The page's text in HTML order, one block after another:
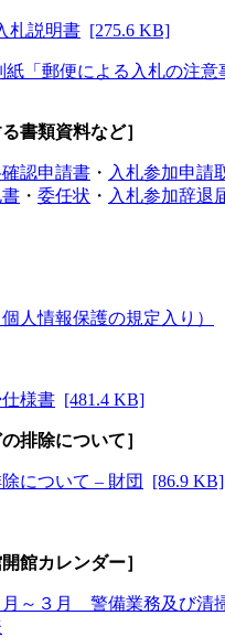
札説明書 [275.6 KB]
紙「郵便による入札の注意
書類資料など］
認申請書 ・ 入札参加申請
書 ・ 委任状 ・ 入札参加辞退
人情報保護の規定入り）
様書 [481.4 KB]
排除について］
について – 財団 [86.9 KB]
館カレンダー］
～３月 警備業務及び清